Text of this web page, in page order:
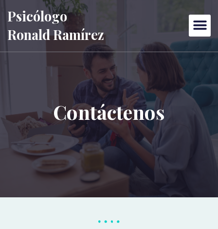
Psicólogo
Ronald Ramírez
Contáctenos